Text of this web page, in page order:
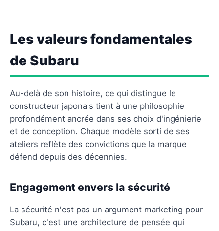
Les valeurs fondamentales
de Subaru
Au-delà de son histoire, ce qui distingue le
constructeur japonais tient à une philosophie
profondément ancrée dans ses choix d'ingénierie
et de conception. Chaque modèle sorti de ses
ateliers reflète des convictions que la marque
défend depuis des décennies.
Engagement envers la sécurité
La sécurité n'est pas un argument marketing pour
Subaru, c'est une architecture de pensée qui